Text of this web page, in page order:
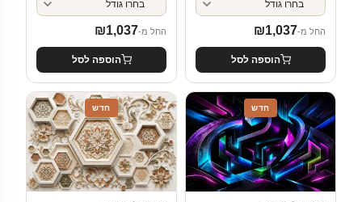
החל מ- ₪1,037
הוספה לסל
החל מ- ₪1,037
הוספה לסל
חדש חדש